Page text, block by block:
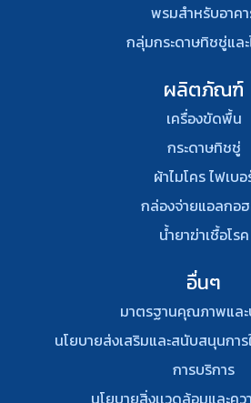
พรมสําหรับอาค
กลุ่มกระดาษทิชชู่แล
ผลิตภัณฑ์
เครื่องขัดพื้น
กระดาษทิชชู่
ผ้าไมโคร ไฟเบอ
กล่องจ่ายแอลกอ
น้ำยาฆ่าเชื้อโรค
อื่นๆ
มาตรฐานคุณภาพและ
นโยบายส่งเสริมและสนับสนุนการ
การบริการ
นโยบายสิ่งเเวดล้อมและค